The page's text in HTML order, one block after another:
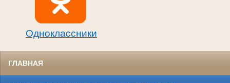
Одноклассники
ГЛАВНАЯ